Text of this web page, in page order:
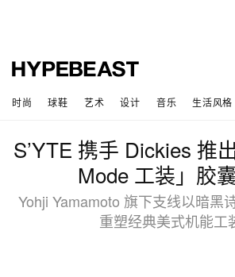
时尚 球鞋 艺术 设计 音乐 生活风格
S’YTE 携手 Dickies 推
Mode 工装」胶
Yohji Yamamoto 旗下支线以暗黑
重塑经典美式机能工